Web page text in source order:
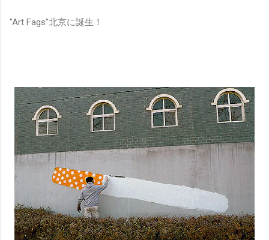
"Art Fags"北京に誕生！